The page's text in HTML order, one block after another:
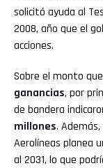
solicitó ayuda al
2008, año que el
acciones.
Sobre el monto
ganancias, por
de bandera
millones.
Aerolíneas planea
al 2031, lo que